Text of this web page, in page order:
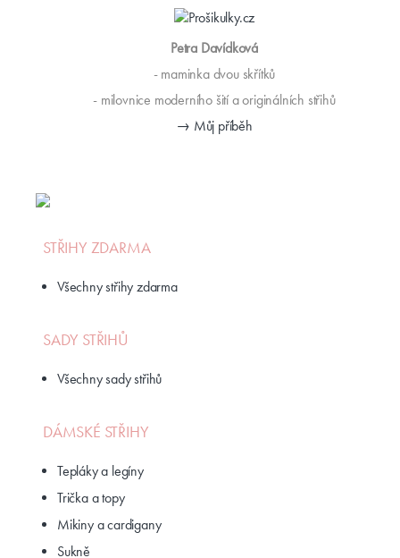
Petra Davídková
- maminka dvou skřítků
- milovnice moderního šití a originálních střihů
→ Můj příběh
STŘIHY ZDARMA
Všechny střihy zdarma
SADY STŘIHŮ
Všechny sady střihů
DÁMSKÉ STŘIHY
Tepláky a legíny
Trička a topy
Mikiny a cardigany
Sukně